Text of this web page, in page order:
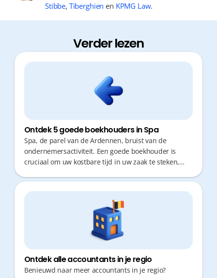
Stibbe, Tiberghien en KPMG Law.
Verder lezen
Ontdek 5 goede boekhouders in Spa
Spa, de parel van de Ardennen, bruist van de
ondernemersactiviteit. Een goede boekhouder is
cruciaal om uw kostbare tijd in uw zaak te steken,
topadvies geeft en snel reageert. Of u nu kiest voor
een kantoor om de hoek of een digitale expert, de
juiste keuze bespaart u uren werk en stress.
Ontdek alle accountants in je regio
Benieuwd naar meer accountants in je regio?